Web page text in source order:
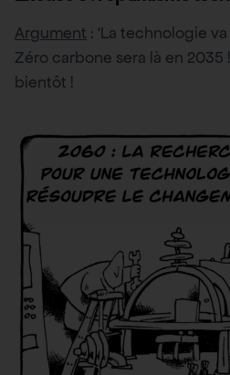
Argument : ‘La technologie
Zéro carbone sera là en 2035
bientôt !